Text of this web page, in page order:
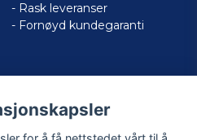
- Rask leveranser
- Fornøyd kundegaranti